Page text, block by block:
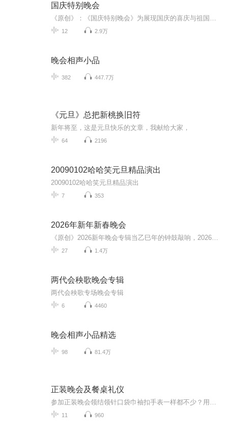
国庆特别晚会
12 2.9万
晚会相声小品
382 447.7万
《元旦》总把新桃换旧符
新年将至，这是元旦快乐的文章，我献给大家，
64 2196
20090102哈哈笑元旦精品演出
20090102哈哈笑元旦精品演出
7 353
2026年新年新春晚会
27 1.4万
两代会秧歌晚会专辑
两代会秧歌专场晚会专辑
6 4460
晚会相声小品精选
98 81.4万
正装晚会及餐桌礼仪
11 960